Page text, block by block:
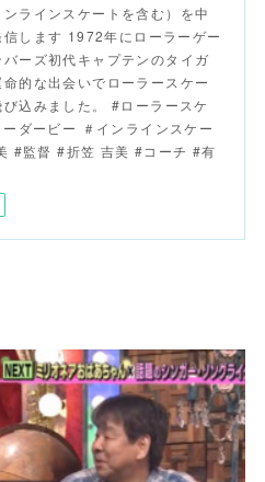
ラインスケートを含む）を中
します 1972年にローラーゲー
バーズ初代キャプテンのタイガ
的な出会いでローラースケー
び込みました。 #ローラースケ
ダービー ＃インラインスケー
#監督 #折笠 吉美 #コーチ #有